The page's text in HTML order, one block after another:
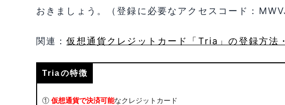
おきましょう。（登録に必要なアクセスコード：
関連：仮想通貨クレジットカード「Tria」の登録方法
Triaの特徴
① 仮想通貨で決済可能なクレジットカード